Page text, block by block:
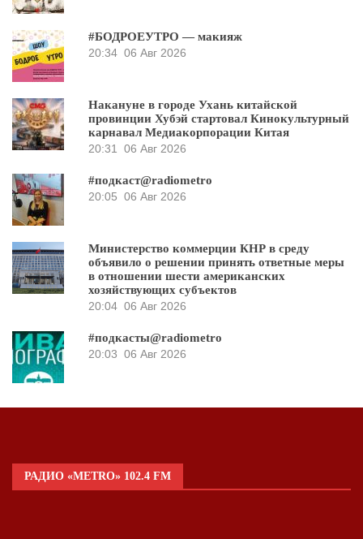
#БОДРОЕУТРО — макияж
20:34 06 Авг 2026
Накануне в городе Ухань китайской
провинции Хубэй стартовал Кинокультурный
карнавал Медиакорпорации Китая
20:31
06 Авг 2026
#подкаст@radiometro
20:05 06 Авг 2026
Министерство коммерции КНР в среду
объявило о решении принять ответные меры
в отношении шести американских
хозяйствующих субъектов
20:04 06 Авг 2026
#подкасты@radiometro
20:03 06 Авг 2026
РАДИО «METRO» 102.4 FM